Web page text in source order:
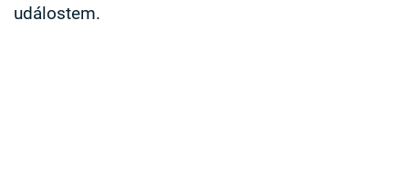
událostem.